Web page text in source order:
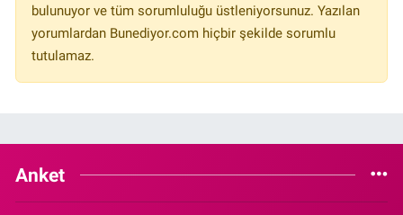
bulunuyor ve tüm sorumluluğu üstleniyorsunuz. Yazılan
yorumlardan Bunediyor.com hiçbir şekilde sorumlu
tutulamaz.
Anket